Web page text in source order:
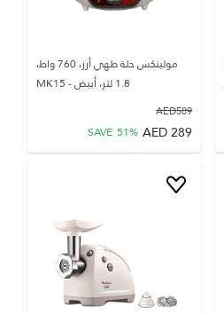
مولينكس حلة طهي أرز، 760 واط،
1.8 لتر، أبيض - MK15
589
AED
289
AED
SAVE 51%